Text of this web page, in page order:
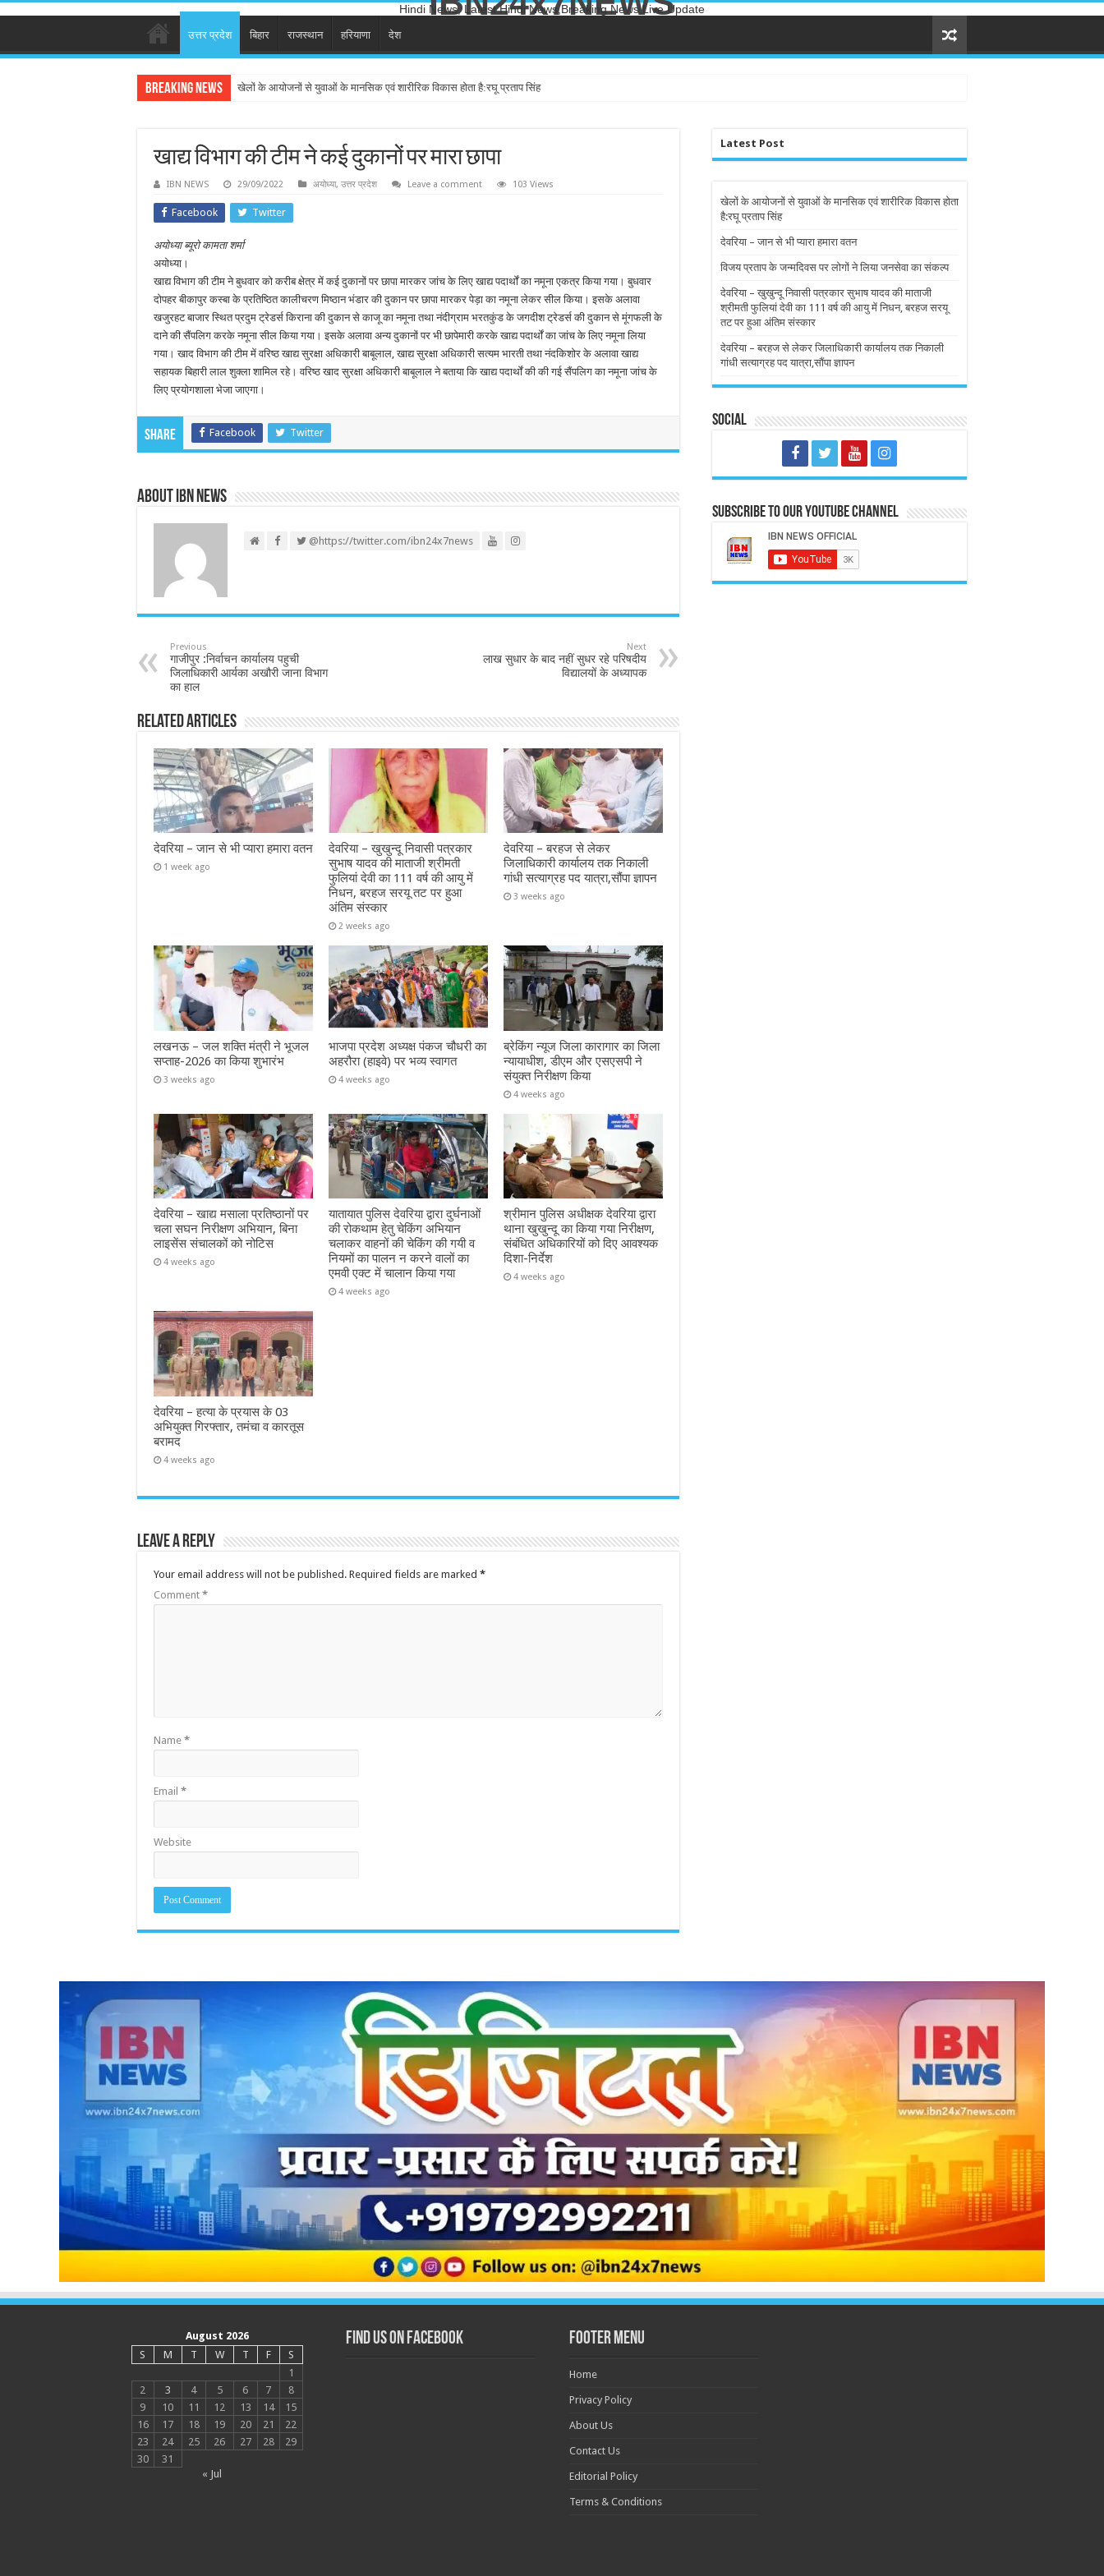
Hindi News, Latest Hindi News,Breaking News,Live Update
उत्तर प्रदेश बिहार राजस्थान हरियाणा देश
Breaking News खेलों के आयोजनों से युवाओं के मानसिक एवं शारीरिक विकास होता है:रघू प्रताप सिंह
खाद्य विभाग की टीम ने कई दुकानों पर मारा छापा
IBN NEWS 29/09/2022 अयोध्या, उत्तर प्रदेश Leave a comment 103 Views
Facebook Twitter
अयोध्या ब्यूरो कामता शर्मा
अयोध्या।
खाद्य विभाग की टीम ने बुधवार को करीब क्षेत्र में कई दुकानों पर छापा मारकर जांच के लिए खाद्य पदार्थों का नमूना एकत्र किया गया। बुधवार
दोपहर बीकापुर कस्बा के प्रतिष्ठित कालीचरण मिष्ठान भंडार की दुकान पर छापा मारकर पेड़ा का नमूना लेकर सील किया। इसके अलावा
खजुरहट बाजार स्थित प्रदुम ट्रेडर्स किराना की दुकान से काजू का नमूना तथा नंदीग्राम भरतकुंड के जगदीश ट्रेडर्स की दुकान से मूंगफली के
दाने की सैंपलिग करके नमूना सील किया गया। इसके अलावा अन्य दुकानों पर भी छापेमारी करके खाद्य पदार्थों का जांच के लिए नमूना लिया
गया। खाद विभाग की टीम में वरिष्ठ खाद्य सुरक्षा अधिकारी बाबूलाल, खाद्य सुरक्षा अधिकारी सत्यम भारती तथा नंदकिशोर के अलावा खाद्य
सहायक बिहारी लाल शुक्ला शामिल रहे। वरिष्ठ खाद सुरक्षा अधिकारी बाबूलाल ने बताया कि खाद्य पदार्थों की की गई सैंपलिग का नमूना जांच के
लिए प्रयोगशाला भेजा जाएगा।
Share Facebook Twitter
About IBN NEWS
@https://twitter.com/ibn24x7news
Previous
गाजीपुर :निर्वाचन कार्यालय पहुची
जिलाधिकारी आर्यका अखौरी जाना विभाग
का हाल
Next
लाख सुधार के बाद नहीं सुधर रहे परिषदीय
विद्यालयों के अध्यापक
Related Articles
देवरिया – जान से भी प्यारा हमारा वतन
1 week ago
देवरिया – खुखुन्दू निवासी पत्रकार
सुभाष यादव की माताजी श्रीमती
फुलियां देवी का 111 वर्ष की आयु में
निधन, बरहज सरयू तट पर हुआ
अंतिम संस्कार
2 weeks ago
देवरिया – बरहज से लेकर
जिलाधिकारी कार्यालय तक निकाली
गांधी सत्याग्रह पद यात्रा,सौंपा ज्ञापन
3 weeks ago
लखनऊ – जल शक्ति मंत्री ने भूजल
सप्ताह-2026 का किया शुभारंभ
3 weeks ago
भाजपा प्रदेश अध्यक्ष पंकज चौधरी का
अहरौरा (हाइवे) पर भव्य स्वागत
4 weeks ago
ब्रेकिंग न्यूज जिला कारागार का जिला
न्यायाधीश, डीएम और एसएसपी ने
संयुक्त निरीक्षण किया
4 weeks ago
देवरिया – खाद्य मसाला प्रतिष्ठानों पर
चला सघन निरीक्षण अभियान, बिना
लाइसेंस संचालकों को नोटिस
4 weeks ago
यातायात पुलिस देवरिया द्वारा दुर्घनाओं
की रोकथाम हेतु चेकिंग अभियान
चलाकर वाहनों की चेकिंग की गयी व
नियमों का पालन न करने वालों का
एमवी एक्ट में चालान किया गया
4 weeks ago
श्रीमान पुलिस अधीक्षक देवरिया द्वारा
थाना खुखुन्दू का किया गया निरीक्षण,
संबंधित अधिकारियों को दिए आवश्यक
दिशा-निर्देश
4 weeks ago
देवरिया – हत्या के प्रयास के 03
अभियुक्त गिरफ्तार, तमंचा व कारतूस
बरामद
4 weeks ago
Leave a Reply
Your email address will not be published. Required fields are marked *
Comment *
Name *
Email *
Website
Latest Post
खेलों के आयोजनों से युवाओं के मानसिक एवं शारीरिक विकास होता
है:रघू प्रताप सिंह
देवरिया – जान से भी प्यारा हमारा वतन
विजय प्रताप के जन्मदिवस पर लोगों ने लिया जनसेवा का संकल्प
देवरिया – खुखुन्दू निवासी पत्रकार सुभाष यादव की माताजी
श्रीमती फुलियां देवी का 111 वर्ष की आयु में निधन, बरहज सरयू
तट पर हुआ अंतिम संस्कार
देवरिया – बरहज से लेकर जिलाधिकारी कार्यालय तक निकाली
गांधी सत्याग्रह पद यात्रा,सौंपा ज्ञापन
Social
Subscribe to our Youtube Channel
August 2026
S
M T W T F
S
1
2
3 4 5 6 7
8
9
10 11 12 13 14
15
16
17 18 19 20 21
22
23
24 25 26 27 28
29
30
31
« Jul
Find us on Facebook Footer Menu
Home
Privacy Policy
About Us
Contact Us
Editorial Policy
Terms & Conditions